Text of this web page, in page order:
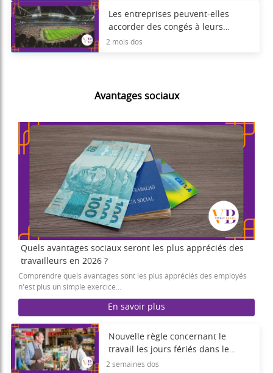
Les entreprises peuvent-elles
accorder des congés à leurs
employés pendant la Coupe du
2 mois dos
Avantages sociaux
Quels avantages sociaux seront les plus appréciés des
travailleurs en 2026 ?
Comprendre quels avantages sont les plus appréciés des employés
n'est plus un simple exercice...
En savoir plus
Nouvelle règle concernant le
travail les jours fériés dans le
secteur du commerce de détail ;
2 semaines dos